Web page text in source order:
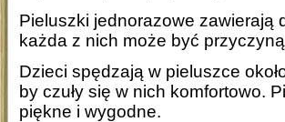
Pieluszki jednorazowe zawierają
każda z nich może być
Dzieci spędzają w pieluszce
by czuły się w nich komfortowo.
piękne i wygodne.